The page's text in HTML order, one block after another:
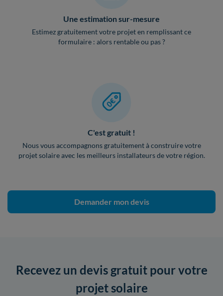
Une estimation sur-mesure
Estimez gratuitement votre projet en remplissant ce
formulaire : alors rentable ou pas ?
C'est gratuit !
Nous vous accompagnons gratuitement à construire votre
projet solaire avec les meilleurs installateurs de votre région.
Demander mon devis
Recevez un devis gratuit pour votre
projet solaire